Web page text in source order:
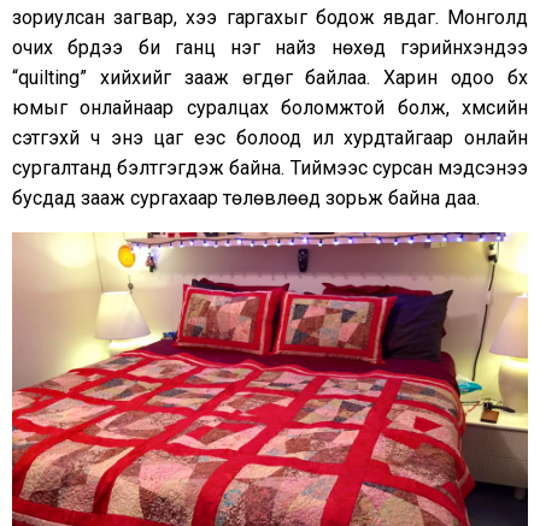
зориулсан загвар, хээ гаргахыг бодож явдаг. Монголд
очих бүрдээ би ганц нэг найз нөхөд гэрийнхэндээ
“quilting” хийхийг зааж өгдөг байлаа. Харин одоо бүх
юмыг онлайнаар суралцах боломжтой болж, хүмүүсийн
сэтгэхүй ч энэ цаг үеэс болоод илүү хурдтайгаар онлайн
сургалтанд бэлтгэгдэж байна. Тиймээс сурсан мэдсэнээ
бусдад зааж сургахаар төлөвлөөд зорьж байна даа.